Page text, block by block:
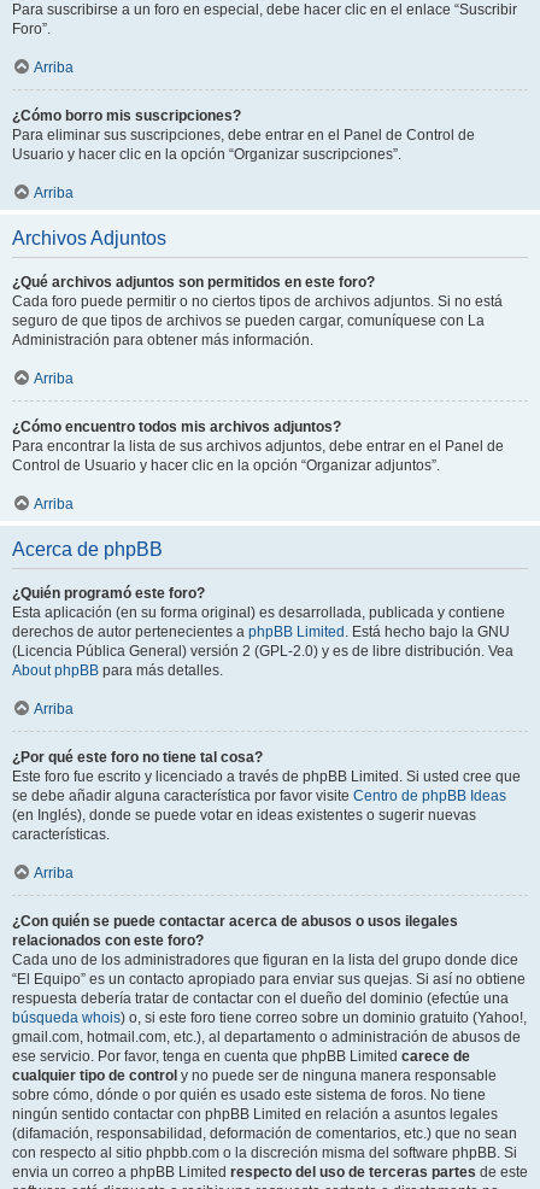
Para suscribirse a un foro en especial, debe hacer clic en el enlace “Suscribir
Foro”.
Arriba
¿Cómo borro mis suscripciones?
Para eliminar sus suscripciones, debe entrar en el Panel de Control de
Usuario y hacer clic en la opción “Organizar suscripciones”.
Arriba
Archivos Adjuntos
¿Qué archivos adjuntos son permitidos en este foro?
Cada foro puede permitir o no ciertos tipos de archivos adjuntos. Si no está
seguro de que tipos de archivos se pueden cargar, comuníquese con La
Administración para obtener más información.
Arriba
¿Cómo encuentro todos mis archivos adjuntos?
Para encontrar la lista de sus archivos adjuntos, debe entrar en el Panel de
Control de Usuario y hacer clic en la opción “Organizar adjuntos”.
Arriba
Acerca de phpBB
¿Quién programó este foro?
Esta aplicación (en su forma original) es desarrollada, publicada y contiene
derechos de autor pertenecientes a phpBB Limited . Está hecho bajo la GNU
(Licencia Pública General) versión 2 (GPL-2.0) y es de libre distribución. Vea
About phpBB para más detalles.
Arriba
¿Por qué este foro no tiene tal cosa?
Este foro fue escrito y licenciado a través de phpBB Limited. Si usted cree que
se debe añadir alguna característica por favor visite Centro de phpBB Ideas
(en Inglés), donde se puede votar en ideas existentes o sugerir nuevas
características.
Arriba
¿Con quién se puede contactar acerca de abusos o usos ilegales
relacionados con este foro?
Cada uno de los administradores que figuran en la lista del grupo donde dice
“El Equipo” es un contacto apropiado para enviar sus quejas. Si así no obtiene
respuesta debería tratar de contactar con el dueño del dominio (efectúe una
búsqueda whois) o, si este foro tiene correo sobre un dominio gratuito (Yahoo!,
gmail.com, hotmail.com, etc.), al departamento o administración de abusos de
ese servicio. Por favor, tenga en cuenta que phpBB Limited carece de
cualquier tipo de control y no puede ser de ninguna manera responsable
sobre cómo, dónde o por quién es usado este sistema de foros. No tiene
ningún sentido contactar con phpBB Limited en relación a asuntos legales
(difamación, responsabilidad, deformación de comentarios, etc.) que no sean
con respecto al sitio phpbb.com o la discreción misma del software phpBB. Si
envia un correo a phpBB Limited respecto del uso de terceras partes de este